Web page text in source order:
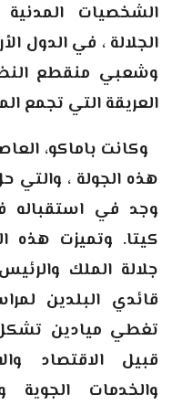
الشخصيات
الجلالة ، في الدول
وشعبي منقطع
العريقة التي تجمع
وكانت باماكو،
وجد في استقباله
كيتا. وتميزت هذه
جلالة الملك
تغطي ميادين
قبيل الاقتصاد
والخدمات الجوية